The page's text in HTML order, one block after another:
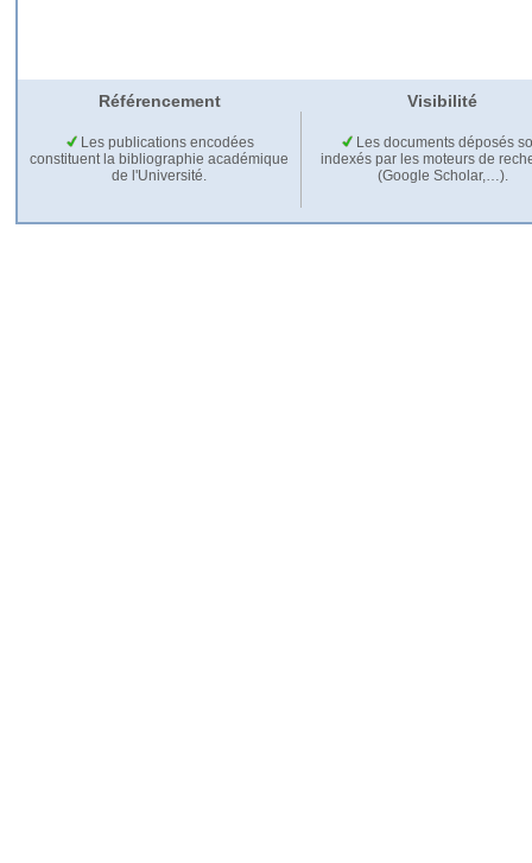
Référencement Visibilité
Les publications encodées
constituent la bibliographie académique
de l'Université.
Les documents déposés
indexés par les moteurs de
(Google Scholar,…).